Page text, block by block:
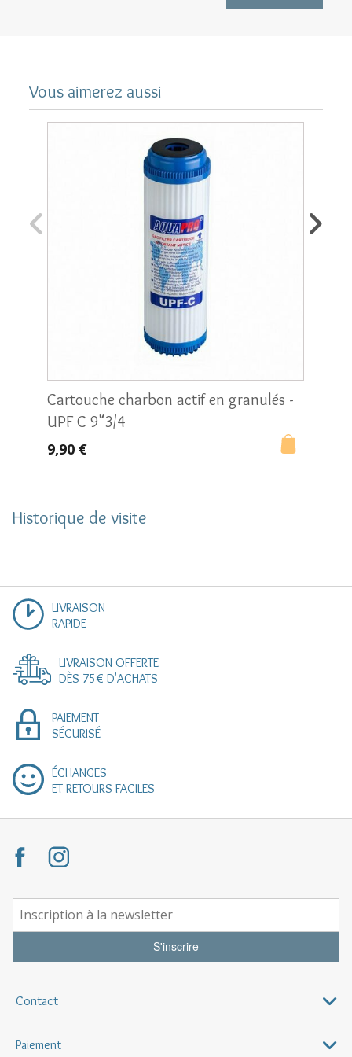
Vous aimerez aussi
Cartouche charbon actif en granulés -
UPF C 9"3/4
9,90 €
Historique de visite
LIVRAISON
RAPIDE
LIVRAISON OFFERTE
DÈS 75€ D'ACHATS
PAIEMENT
SÉCURISÉ
ÉCHANGES
ET RETOURS FACILES
S'inscrire
Contact
Paiement